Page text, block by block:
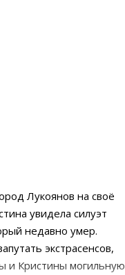
Лукоянов на своё
увидела силуэт
недавно умер.
экстрасенсов,
и Кристины могильную